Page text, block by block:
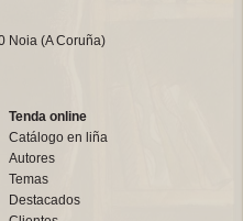
Noia (A Coruña)
Tenda online
Catálogo en liña
Autores
Temas
Destacados